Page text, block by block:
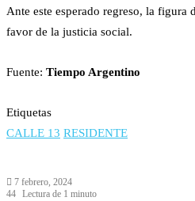
Ante este esperado regreso, la
favor de la justicia social.
Fuente: Tiempo Argentino
Etiquetas
CALLE 13 RESIDENTE
7 febrero, 2024
44 Lectura de 1 minuto